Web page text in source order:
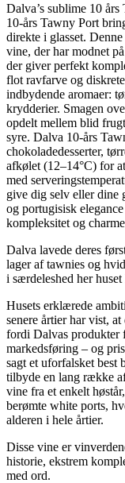
Dalva’s sublime 10
10-års Tawny Port
direkte i glasset.
vine, der har modnet
der giver perfekt
flot ravfarve og
indbydende aromaer:
krydderier. Smagen
opdelt mellem blid
syre. Dalva 10-års
chokoladedesserter,
afkølet (12–14°C) for
med
give dig selv eller dine
og portugisisk
kompleksitet og
Dalva lavede deres
lager af tawnies og
i særdeleshed her
Husets erklærede
senere årtier har vist,
fordi Dalvas produkter
markedsføring – og
sagt et uforfalsket best
tilbyde en lang række
vine fra et enkelt
berømte white ports,
alderen i hele årtier.
Disse vine er
historie, ekstrem
med ord.